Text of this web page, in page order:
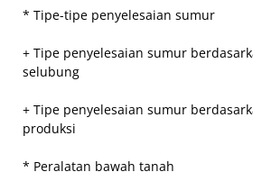
* Tipe-tipe penyelesaian sumur
+ Tipe penyelesaian sumur
selubung
+ Tipe penyelesaian sumur
produksi
* Peralatan bawah tanah